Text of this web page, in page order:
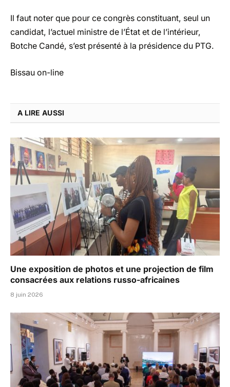
Il faut noter que pour ce congrès constituant, seul un
candidat, l’actuel ministre de l’État et de l’intérieur,
Botche Candé, s’est présenté à la présidence du PTG.
Bissau on-line
A LIRE AUSSI
Une exposition de photos et une projection de film
consacrées aux relations russo-africaines
8 juin 2026